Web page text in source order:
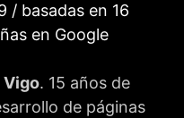
/ basadas en 16
en Google
Vigo. 15 años de
de páginas